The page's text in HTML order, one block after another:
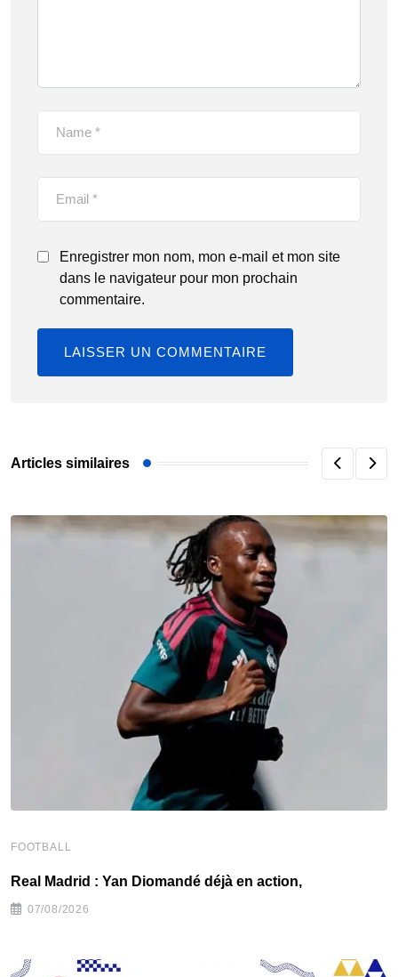
Enregistrer mon nom, mon e-mail et mon site
dans le navigateur pour mon prochain
commentaire.
Articles similaires
FOOTBALL
Real Madrid : Yan Diomandé déjà en action,
07/08/2026